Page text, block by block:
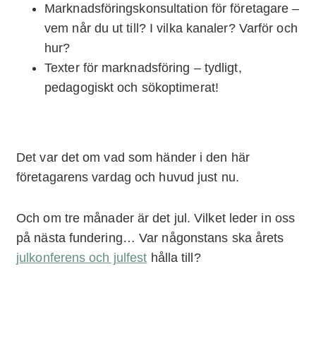
Marknadsföringskonsultation för företagare –
vem når du ut till? I vilka kanaler? Varför och
hur?
Texter för marknadsföring – tydligt,
pedagogiskt och sökoptimerat!
Det var det om vad som händer i den här
företagarens vardag och huvud just nu.
Och om tre månader är det jul. Vilket leder in oss
på nästa fundering… Var någonstans ska årets
julkonferens och julfest hålla till?